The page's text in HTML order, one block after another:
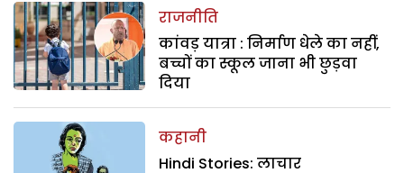
राजनीति
कांवड़ यात्रा : निर्माण धेले का नहीं,
बच्चों का स्कूल जाना भी छुड़वा
दिया
कहानी
Hindi Stories: लाचार